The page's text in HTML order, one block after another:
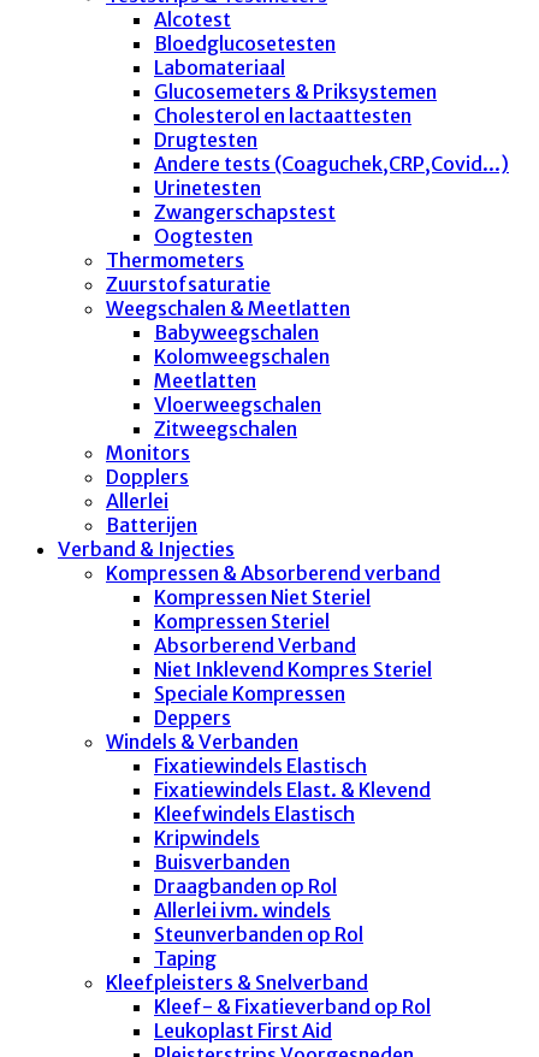
Alcotest
Bloedglucosetesten
Labomateriaal
Glucosemeters & Priksystemen
Cholesterol en lactaattesten
Drugtesten
Andere tests (Coaguchek,CRP,Covid...)
Urinetesten
Zwangerschapstest
Oogtesten
Thermometers
Zuurstofsaturatie
Weegschalen & Meetlatten
Babyweegschalen
Kolomweegschalen
Meetlatten
Vloerweegschalen
Zitweegschalen
Monitors
Dopplers
Allerlei
Batterijen
Verband & Injecties
Kompressen & Absorberend verband
Kompressen Niet Steriel
Kompressen Steriel
Absorberend Verband
Niet Inklevend Kompres Steriel
Speciale Kompressen
Deppers
Windels & Verbanden
Fixatiewindels Elastisch
Fixatiewindels Elast. & Klevend
Kleefwindels Elastisch
Kripwindels
Buisverbanden
Draagbanden op Rol
Allerlei ivm. windels
Steunverbanden op Rol
Taping
Kleefpleisters & Snelverband
Kleef- & Fixatieverband op Rol
Leukoplast First Aid